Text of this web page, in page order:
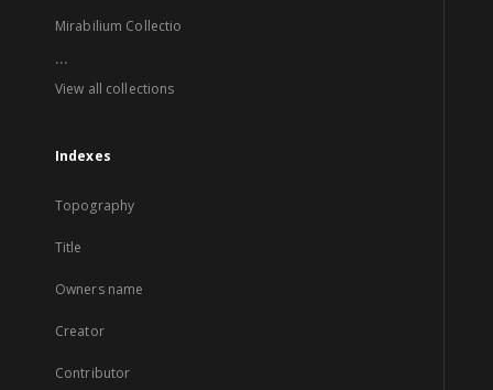
Mirabilium Collectio
...
View all collections
Indexes
Topography
Title
Owners name
Creator
Contributor